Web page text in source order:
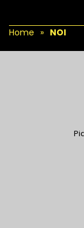
Home NOI